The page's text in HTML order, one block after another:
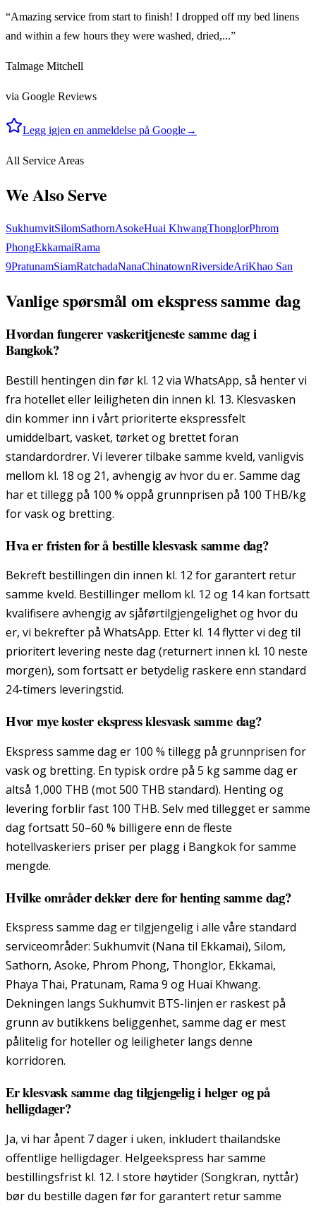
“Amazing service from start to finish! I dropped off my bed linens
and within a few hours they were washed, dried,...”
Talmage Mitchell
via Google Reviews
Legg igjen en anmeldelse på Google→
All Service Areas
We Also Serve
SukhumvitSilomSathornAsokeHuai KhwangThonglorPhrom
PhongEkkamaiRama
9PratunamSiamRatchadaNanaChinatownRiversideAriKhao San
Vanlige spørsmål om ekspress samme dag
Hvordan fungerer vaskeritjeneste samme dag i
Bangkok?
Bestill hentingen din før kl. 12 via WhatsApp, så henter vi
fra hotellet eller leiligheten din innen kl. 13. Klesvasken
din kommer inn i vårt prioriterte ekspressfelt
umiddelbart, vasket, tørket og brettet foran
standardordrer. Vi leverer tilbake samme kveld, vanligvis
mellom kl. 18 og 21, avhengig av hvor du er. Samme dag
har et tillegg på 100 % oppå grunnprisen på 100 THB/kg
for vask og bretting.
Hva er fristen for å bestille klesvask samme dag?
Bekreft bestillingen din innen kl. 12 for garantert retur
samme kveld. Bestillinger mellom kl. 12 og 14 kan fortsatt
kvalifisere avhengig av sjåførtilgjengelighet og hvor du
er, vi bekrefter på WhatsApp. Etter kl. 14 flytter vi deg til
prioritert levering neste dag (returnert innen kl. 10 neste
morgen), som fortsatt er betydelig raskere enn standard
24-timers leveringstid.
Hvor mye koster ekspress klesvask samme dag?
Ekspress samme dag er 100 % tillegg på grunnprisen for
vask og bretting. En typisk ordre på 5 kg samme dag er
altså 1,000 THB (mot 500 THB standard). Henting og
levering forblir fast 100 THB. Selv med tillegget er samme
dag fortsatt 50–60 % billigere enn de fleste
hotellvaskeriers priser per plagg i Bangkok for samme
mengde.
Hvilke områder dekker dere for henting samme dag?
Ekspress samme dag er tilgjengelig i alle våre standard
serviceområder: Sukhumvit (Nana til Ekkamai), Silom,
Sathorn, Asoke, Phrom Phong, Thonglor, Ekkamai,
Phaya Thai, Pratunam, Rama 9 og Huai Khwang.
Dekningen langs Sukhumvit BTS-linjen er raskest på
grunn av butikkens beliggenhet, samme dag er mest
pålitelig for hoteller og leiligheter langs denne
korridoren.
Er klesvask samme dag tilgjengelig i helger og på
helligdager?
Ja, vi har åpent 7 dager i uken, inkludert thailandske
offentlige helligdager. Helgeekspress har samme
bestillingsfrist kl. 12. I store høytider (Songkran, nyttår)
bør du bestille dagen før for garantert retur samme